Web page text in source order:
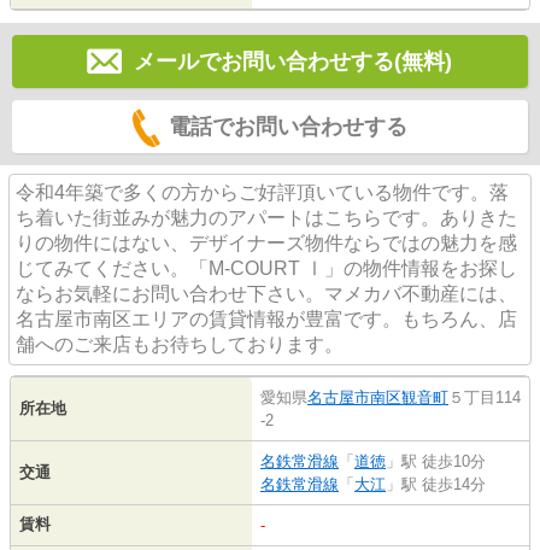
メールでお問い合わせする(無料)
電話でお問い合わせする
令和4年築で多くの方からご好評頂いている物件です。落
ち着いた街並みが魅力のアパートはこちらです。ありきた
りの物件にはない、デザイナーズ物件ならではの魅力を感
じてみてください。「M-COURT Ⅰ」の物件情報をお探し
ならお気軽にお問い合わせ下さい。マメカバ不動産には、
名古屋市南区エリアの賃貸情報が豊富です。もちろん、店
舗へのご来店もお待ちしております。
所在地
愛知県名古屋市南区観音町 ５丁目114
-2
交通
名鉄常滑線 「 道徳 」駅 徒歩10分
名鉄常滑線 「 大江 」駅 徒歩14分
賃料 -